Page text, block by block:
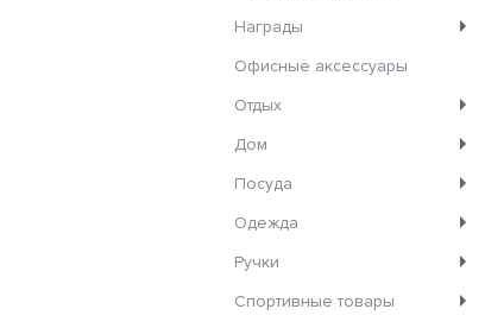
Награды
Офисные аксессуары
Отдых
Дом
Посуда
Одежда
Ручки
Спортивные товары